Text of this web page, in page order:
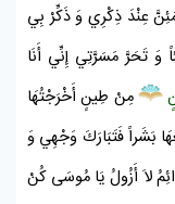
عِنْدَ ذِكْرِي وَ ذَكِّرْ بِي
تَحَرَّ مَسَرَّتِي إِنِّي أَنَا
مِنْ طِينٍ أَخْرَجْتُهَا
بَشَراً فَتَبَارَكَ وَجْهِي وَ
لاَ أَزُولُ يَا مُوسَى كُنْ